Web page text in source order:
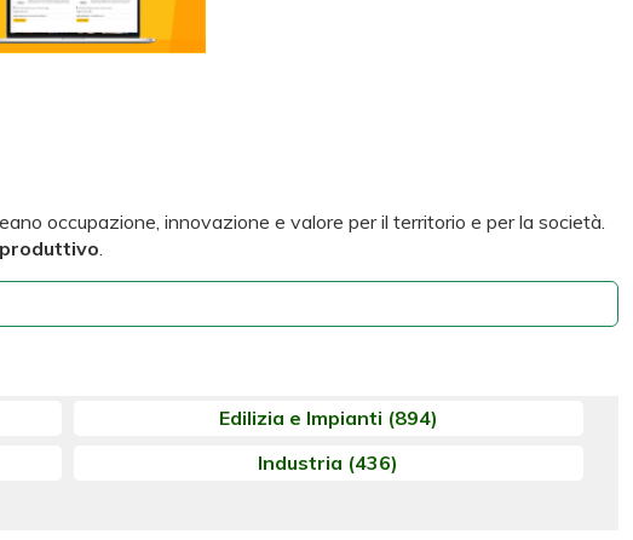
occupazione, innovazione e valore per il territorio e per la società.
Edilizia e Impianti (894)
Industria (436)